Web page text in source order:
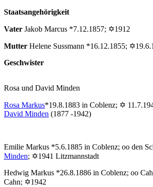
Staatsangehörigkeit
Vater Jakob Marcus *7.12.1857; ✡1912
Mutter Helene Sussmann *16.12.1855;
Geschwister
Rosa und David Minden
Rosa Markus*19.8.1883 in Coblenz; ✡
David Minden (1877 -1942)
Emilie Markus *5.6.1885 in Coblenz; oo den
Minden; ✡1941 Litzmannstadt
Hedwig Markus *26.8.1886 in Coblenz; oo
Cahn; ✡1942